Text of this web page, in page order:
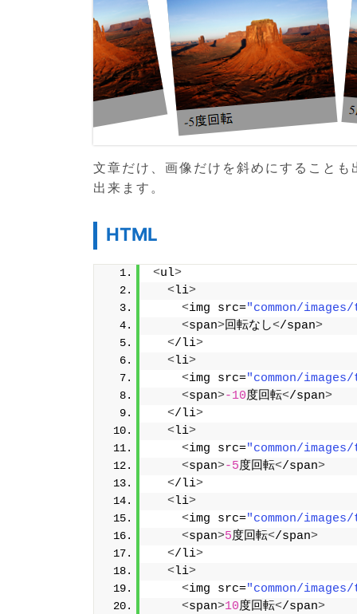
文章だけ、画像だけを斜めにすること
出来ます。
HTML
<ul>
<li>
<img src="common/
<span>回転なし</span>
</li>
<li>
<img src="common/
<span>-10度回転</span>
</li>
<li>
<img src="common/
<span>-5度回転</span>
</li>
<li>
<img src="common/
<span>5度回転</span>
</li>
<li>
<img src="common/
<span>10度回転</span>